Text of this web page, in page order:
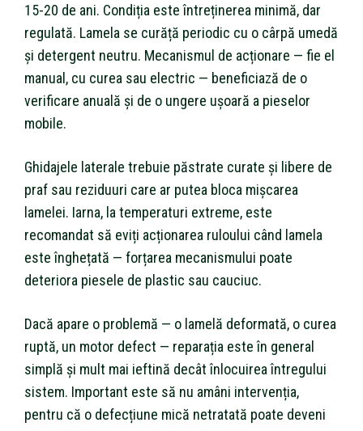
15-20 de ani. Condiția este întreținerea minimă, dar
regulată. Lamela se curăță periodic cu o cârpă umedă
și detergent neutru. Mecanismul de acționare — fie el
manual, cu curea sau electric — beneficiază de o
verificare anuală și de o ungere ușoară a pieselor
mobile.
Ghidajele laterale trebuie păstrate curate și libere de
praf sau reziduuri care ar putea bloca mișcarea
lamelei. Iarna, la temperaturi extreme, este
recomandat să eviți acționarea ruloului când lamela
este înghețată — forțarea mecanismului poate
deteriora piesele de plastic sau cauciuc.
Dacă apare o problemă — o lamelă deformată, o curea
ruptă, un motor defect — reparația este în general
simplă și mult mai ieftină decât înlocuirea întregului
sistem. Important este să nu amâni intervenția,
pentru că o defecțiune mică netratată poate deveni